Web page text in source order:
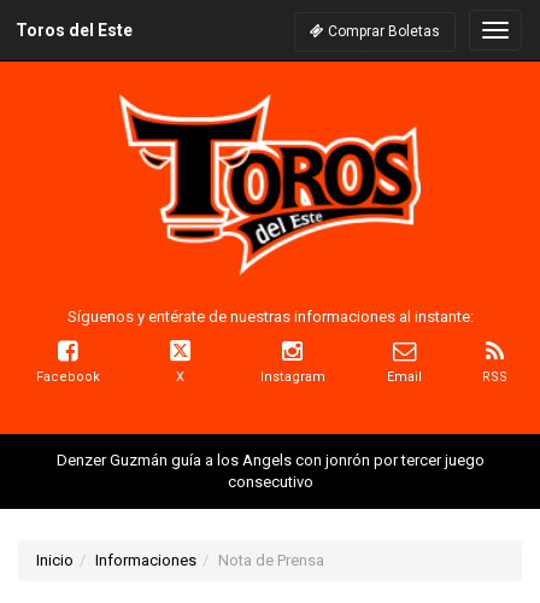
Toros del Este Comprar Boletas
Síguenos y entérate de nuestras informaciones al instante:
Facebook X Instagram Email RSS
Denzer Guzmán guía a los Angels con jonrón por tercer juego
consecutivo
Inicio Informaciones Nota de Prensa